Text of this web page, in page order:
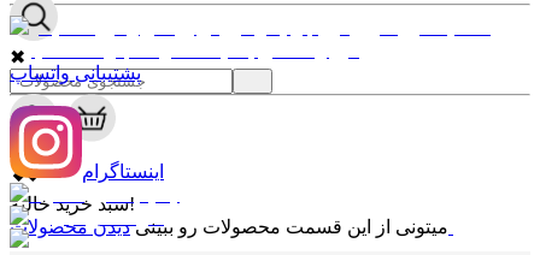
✖
0
✖
سبد خرید خالیه!
میتونی از این قسمت محصولات رو ببینی
پشتیبانی واتساپ
اینستاگرام